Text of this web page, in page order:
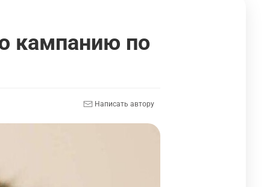
кампанию по
Написать автору